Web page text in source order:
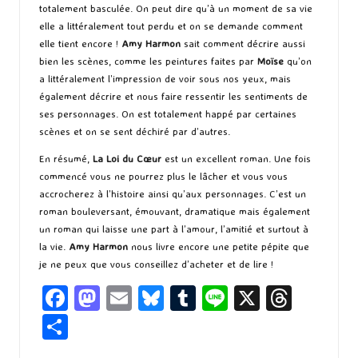
totalement basculée. On peut dire qu’à un moment de sa vie
elle a littéralement tout perdu et on se demande comment
elle tient encore ! Amy Harmon sait comment décrire aussi
bien les scènes, comme les peintures faites par Moïse qu’on
a littéralement l’impression de voir sous nos yeux, mais
également décrire et nous faire ressentir les sentiments de
ses personnages. On est totalement happé par certaines
scènes et on se sent déchiré par d’autres.
En résumé, La Loi du Cœur est un excellent roman. Une fois
commencé vous ne pourrez plus le lâcher et vous vous
accrocherez à l’histoire ainsi qu’aux personnages. C’est un
roman bouleversant, émouvant, dramatique mais également
un roman qui laisse une part à l’amour, l’amitié et surtout à
la vie. Amy Harmon nous livre encore une petite pépite que
je ne peux que vous conseillez d’acheter et de lire !
Fa M E
Bl T
Li X